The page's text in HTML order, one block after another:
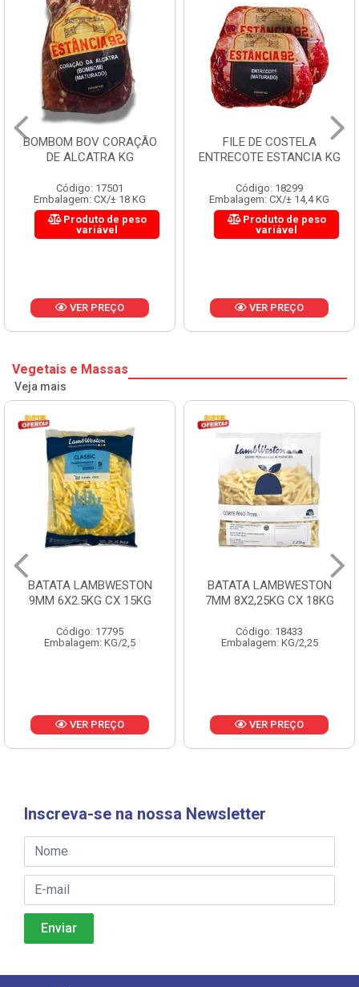
BOMBOM BOV CORAÇÃO
DE ALCATRA KG
Código: 17501
Embalagem: CX/± 18 KG
Produto de peso
variável
VER PREÇO
FILE DE COSTELA
ENTRECOTE ESTANCIA KG
Código: 18299
Embalagem: CX/± 14,4 KG
Produto de peso
variável
VER PREÇO
Vegetais e Massas
Veja mais
BATATA LAMBWESTON
9MM 6X2.5KG CX 15KG
Código: 17795
Embalagem: KG/2,5
VER PREÇO
BATATA LAMBWESTON
7MM 8X2,25KG CX 18KG
Código: 18433
Embalagem: KG/2,25
VER PREÇO
Inscreva-se na nossa Newsletter